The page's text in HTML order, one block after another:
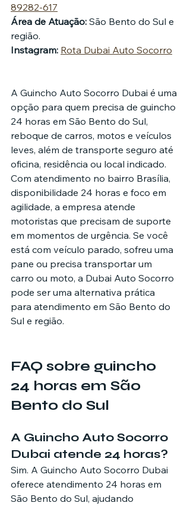
89282-617
Área de Atuação: São Bento do Sul e
região.
Instagram: Rota Dubai Auto Socorro
A Guincho Auto Socorro Dubai é uma
opção para quem precisa de guincho
24 horas em São Bento do Sul,
reboque de carros, motos e veículos
leves, além de transporte seguro até
oficina, residência ou local indicado.
Com atendimento no bairro Brasília,
disponibilidade 24 horas e foco em
agilidade, a empresa atende
motoristas que precisam de suporte
em momentos de urgência. Se você
está com veículo parado, sofreu uma
pane ou precisa transportar um
carro ou moto, a Dubai Auto Socorro
pode ser uma alternativa prática
para atendimento em São Bento do
Sul e região.
FAQ sobre guincho
24 horas em São
Bento do Sul
A Guincho Auto Socorro
Dubai atende 24 horas?
Sim. A Guincho Auto Socorro Dubai
oferece atendimento 24 horas em
São Bento do Sul, ajudando